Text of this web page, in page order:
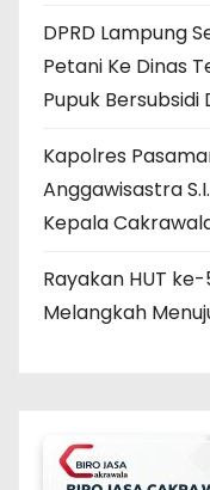
DPRD Lampung
Petani Ke Dinas
Pupuk Bersubsidi
Kapolres
Anggawisastra
Kepala
Rayakan HUT
Melangkah